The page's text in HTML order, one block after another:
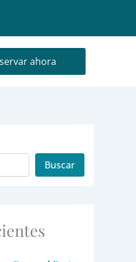
ahora
Buscar